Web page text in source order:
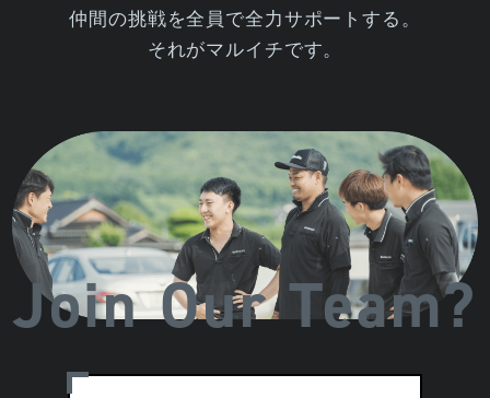
仲間の挑戦を全員で全力サポートする。
それがマルイチです。
Join Our Team?